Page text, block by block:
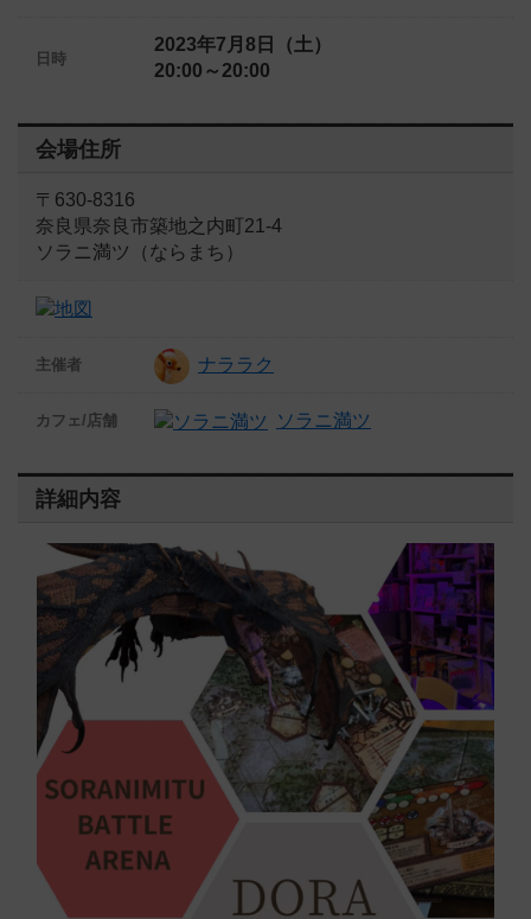
日時
2023年7月8日（土）
20:00～20:00
会場住所
〒630-8316
奈良県奈良市築地之内町21-4
ソラニ満ツ（ならまち）
主催者 ナララク
カフェ/店舗 ソラニ満ツ
詳細内容